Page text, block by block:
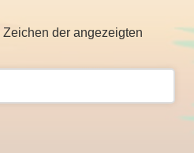
der angezeigten